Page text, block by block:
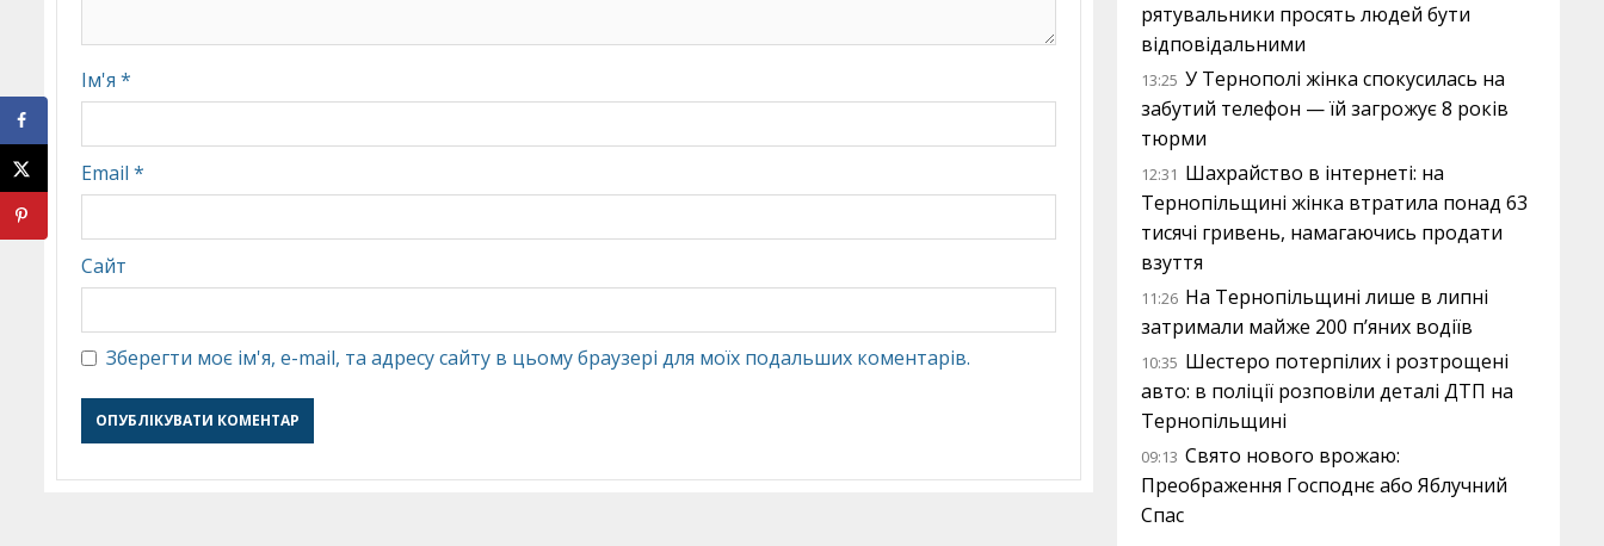
Ім'я *
Email *
Сайт
Зберегти моє ім'я, e-mail, та адресу сайту в цьому браузері для моїх подальших коментарів.
рятувальники просять людей бути
відповідальними
13:25 У Тернополі жінка спокусилась на
забутий телефон — їй загрожує 8 років
тюрми
12:31 Шахрайство в інтернеті: на
Тернопільщині жінка втратила понад 63
тисячі гривень, намагаючись продати
взуття
11:26 На Тернопільщині лише в липні
затримали майже 200 п’яних водіїв
10:35 Шестеро потерпілих і розтрощені
авто: в поліції розповіли деталі ДТП на
Тернопільщині
09:13 Свято нового врожаю:
Преображення Господнє або Яблучний
Спас